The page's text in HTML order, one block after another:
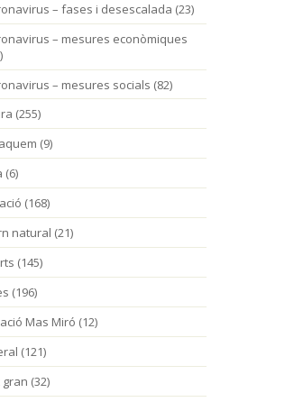
– fases i desescalada (23)
– mesures econòmiques
– mesures socials (82)
(255)
(9)
(6)
(168)
natural (21)
(145)
(196)
Mas Miró (12)
(121)
gran (32)